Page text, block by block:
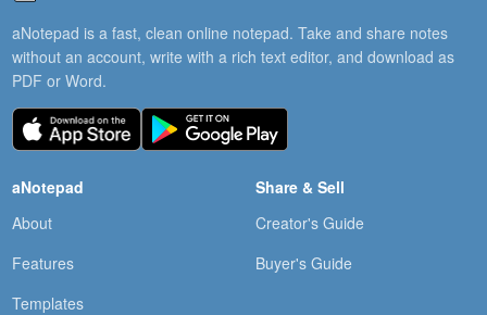
aNotepad is a fast, clean online notepad. Take and share notes
without an account, write with a rich text editor, and download as
PDF or Word.
aNotepad
About
Features
Templates
Share & Sell
Creator's Guide
Buyer's Guide